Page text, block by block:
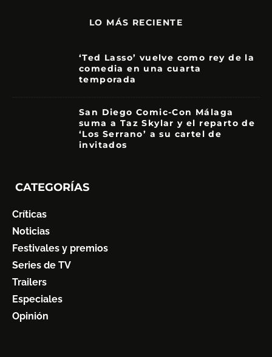
LO MÁS RECIENTE
‘Ted Lasso’ vuelve como rey de la
comedia en una cuarta
temporada
San Diego Comic-Con Málaga
suma a Taz Skylar y el reparto de
‘Los Serrano’ a su cartel de
invitados
CATEGORÍAS
Críticas
Noticias
Festivales y premios
Series de TV
Trailers
Especiales
Opinión